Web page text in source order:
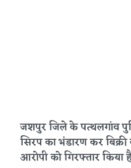
जशपुर जिले के पत्थलगांव
सिरप का भंडारण कर
आरोपी को गिरफ्तार किया